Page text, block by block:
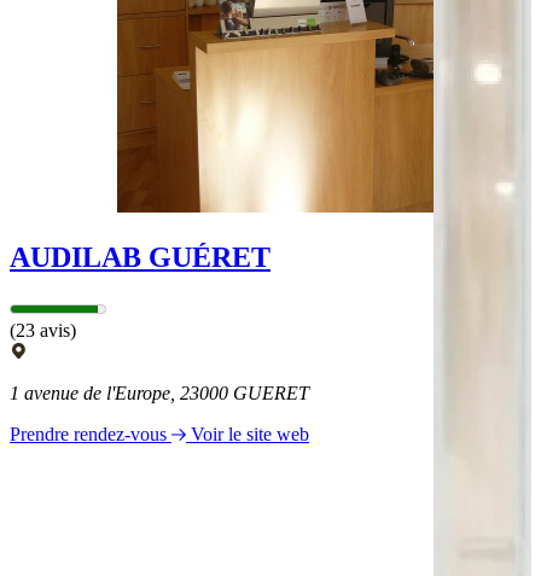
AUDILAB GUÉRET
(23 avis)
1 avenue de l'Europe, 23000 GUERET
Prendre rendez-vous
Voir le site web